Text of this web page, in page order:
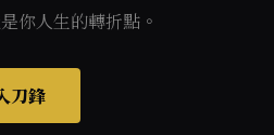
你人生的轉折點。
刀鋒